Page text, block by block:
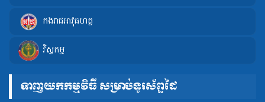
កងរាជអាវុធហត្ថ
វិស្វកម្ម
ទាញយកកម្មវិធី សម្រាប់ទូរស័ព្ទដៃ